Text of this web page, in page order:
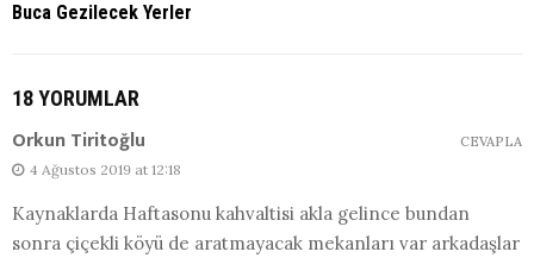
Buca Gezilecek Yerler
18 YORUMLAR
Orkun Tiritoğlu
4 Ağustos 2019 at 12:18
Kaynaklarda Haftasonu kahvaltisi akla gelince bundan
sonra çiçekli köyü de aratmayacak mekanları var arkadaşlar
CEVAPLA